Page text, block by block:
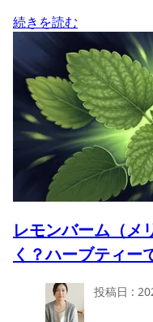
続きを読む
レモンバーム（メ
く？ハーブティー
投稿日 :